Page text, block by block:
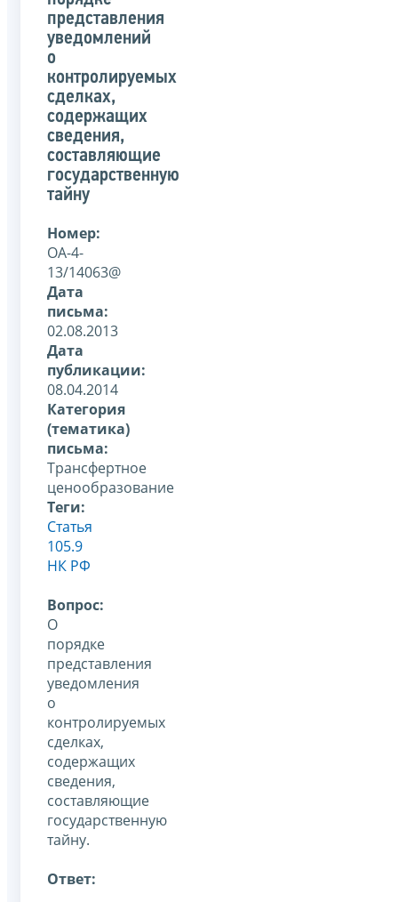
письма
представления
уведомлений
о
контролируемых
сделках,
содержащих
сведения,
составляющие
государственную
тайну
Номер:
ОА-4-
13/14063@
Дата
письма:
02.08.2013
Дата
публикации:
08.04.2014
Категория
(тематика)
письма:
Трансфертное
ценообразование
Теги:
Статья
105.9
НК РФ
Вопрос:
О
порядке
представления
уведомления
о
контролируемых
сделках,
содержащих
сведения,
составляющие
государственную
тайну.
Ответ: